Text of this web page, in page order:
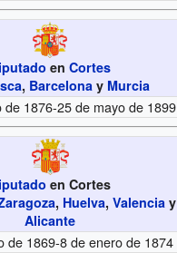
enCortes
, Barcelona y Murcia
de 1876-25 de mayo de 1899
en Cortes
, Huelva, Valenciay
Alicante
de 1869-8 de enero de 1874